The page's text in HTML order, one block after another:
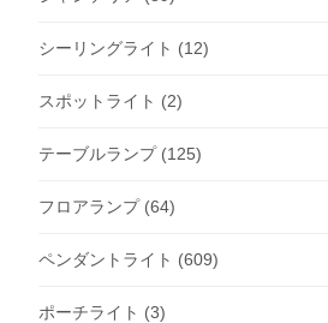
シーリングライト (12)
スポットライト (2)
テーブルランプ(125)
フロアランプ(64)
ペンダントライト (609)
ポーチライト (3)